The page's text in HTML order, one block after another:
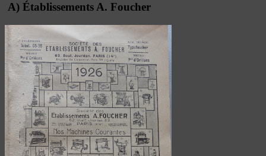
A) Établissements A. Foucher